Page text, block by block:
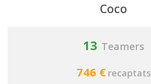
Coco
13 Teamers
746 € recaptats